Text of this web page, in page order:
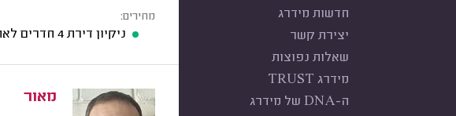
חדשות מידרג
יצירת קשר
שאלות נפוצות
מידרג TRUST
ה-DNA של מידרג
מחירים:
ניקיון דירת 4 חדרים לאחר שיפוץ לא כולל פוליש
מאור